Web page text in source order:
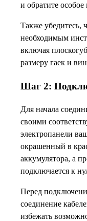
и обратите
Также убедитесь,
необходимым
включая
размеру гаек и
Шаг 2:
Для начала
своими
электропанели
окрашенный в
аккумулятора, а
подключается к
Перед
соединение
избежать